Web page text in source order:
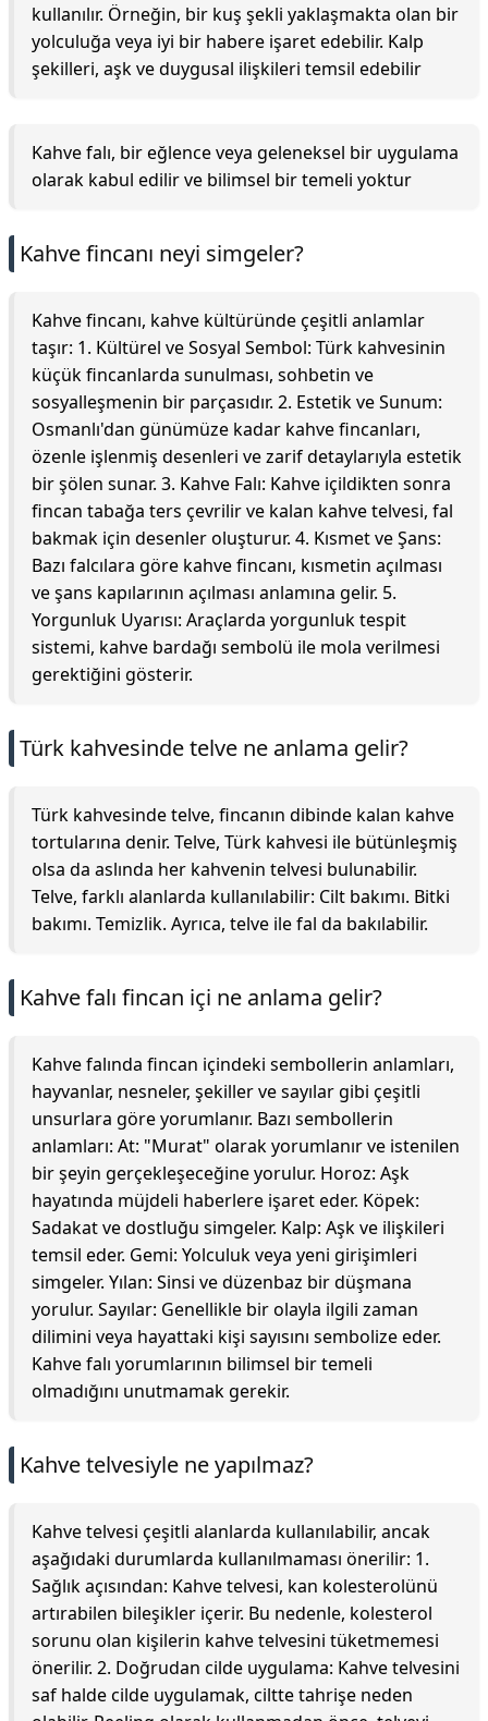
kullanılır. Örneğin, bir kuş şekli yaklaşmakta olan bir
yolculuğa veya iyi bir habere işaret edebilir. Kalp
şekilleri, aşk ve duygusal ilişkileri temsil edebilir
Kahve falı, bir eğlence veya geleneksel bir uygulama
olarak kabul edilir ve bilimsel bir temeli yoktur
Kahve fincanı neyi simgeler?
Kahve fincanı, kahve kültüründe çeşitli anlamlar
taşır: 1. Kültürel ve Sosyal Sembol: Türk kahvesinin
küçük fincanlarda sunulması, sohbetin ve
sosyalleşmenin bir parçasıdır. 2. Estetik ve Sunum:
Osmanlı'dan günümüze kadar kahve fincanları,
özenle işlenmiş desenleri ve zarif detaylarıyla estetik
bir şölen sunar. 3. Kahve Falı: Kahve içildikten sonra
fincan tabağa ters çevrilir ve kalan kahve telvesi, fal
bakmak için desenler oluşturur. 4. Kısmet ve Şans:
Bazı falcılara göre kahve fincanı, kısmetin açılması
ve şans kapılarının açılması anlamına gelir. 5.
Yorgunluk Uyarısı: Araçlarda yorgunluk tespit
sistemi, kahve bardağı sembolü ile mola verilmesi
gerektiğini gösterir.
Türk kahvesinde telve ne anlama gelir?
Türk kahvesinde telve, fincanın dibinde kalan kahve
tortularına denir. Telve, Türk kahvesi ile bütünleşmiş
olsa da aslında her kahvenin telvesi bulunabilir.
Telve, farklı alanlarda kullanılabilir: Cilt bakımı. Bitki
bakımı. Temizlik. Ayrıca, telve ile fal da bakılabilir.
Kahve falı fincan içi ne anlama gelir?
Kahve falında fincan içindeki sembollerin anlamları,
hayvanlar, nesneler, şekiller ve sayılar gibi çeşitli
unsurlara göre yorumlanır. Bazı sembollerin
anlamları: At: "Murat" olarak yorumlanır ve istenilen
bir şeyin gerçekleşeceğine yorulur. Horoz: Aşk
hayatında müjdeli haberlere işaret eder. Köpek:
Sadakat ve dostluğu simgeler. Kalp: Aşk ve ilişkileri
temsil eder. Gemi: Yolculuk veya yeni girişimleri
simgeler. Yılan: Sinsi ve düzenbaz bir düşmana
yorulur. Sayılar: Genellikle bir olayla ilgili zaman
dilimini veya hayattaki kişi sayısını sembolize eder.
Kahve falı yorumlarının bilimsel bir temeli
olmadığını unutmamak gerekir.
Kahve telvesiyle ne yapılmaz?
Kahve telvesi çeşitli alanlarda kullanılabilir, ancak
aşağıdaki durumlarda kullanılmaması önerilir: 1.
Sağlık açısından: Kahve telvesi, kan kolesterolünü
artırabilen bileşikler içerir. Bu nedenle, kolesterol
sorunu olan kişilerin kahve telvesini tüketmemesi
önerilir. 2. Doğrudan cilde uygulama: Kahve telvesini
saf halde cilde uygulamak, ciltte tahrişe neden